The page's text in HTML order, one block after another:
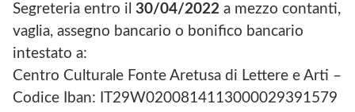
Segreteria entro il 30/04/2022 a mezzo contanti,
vaglia, assegno bancario o bonifico bancario
intestato a:
Centro Culturale Fonte Aretusa di Lettere e Arti –
Codice Iban: IT29W0200814113000029391579